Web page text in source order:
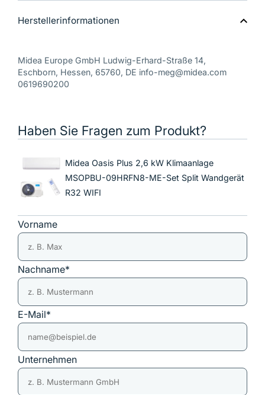
Herstellerinformationen
Midea Europe GmbH Ludwig-Erhard-Straße 14,
Eschborn, Hessen, 65760, DE info-meg@midea.com
0619690200
Haben Sie Fragen zum Produkt?
Midea Oasis Plus 2,6 kW Klimaanlage
MSOPBU-09HRFN8-ME-Set Split Wandgerät
R32 WIFI
Vorname
Nachname*
E-Mail*
Unternehmen